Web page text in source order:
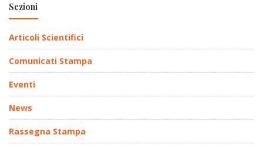
Sezioni
Articoli Scientifici
Comunicati Stampa
Eventi
News
Rassegna Stampa